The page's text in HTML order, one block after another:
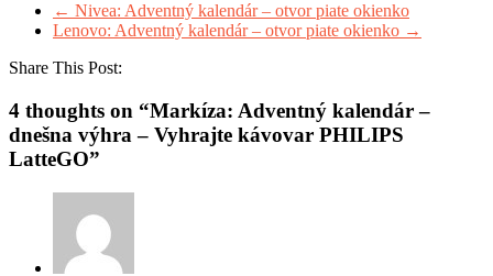
← Nivea: Adventný kalendár – otvor piate okienko
Lenovo: Adventný kalendár – otvor piate okienko →
Share This Post:
4 thoughts on “Markíza: Adventný kalendár –
dnešna výhra – Vyhrajte kávovar PHILIPS
LatteGO”